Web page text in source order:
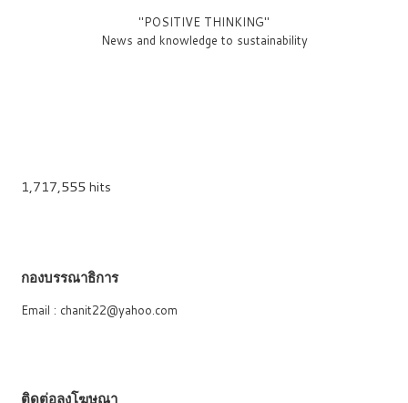
"POSITIVE THINKING"
News and knowledge to sustainability
1,717,555 hits
กองบรรณาธิการ
Email : chanit22@yahoo.com
ติดต่อลงโฆษณา